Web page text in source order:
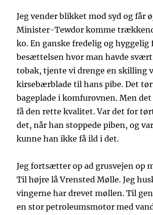
Jeg vender blikket mod syd og får
Minister-Tewdor komme
ko. En ganske fredelig og hyggelig
besættelsen hvor man havde svært
tobak, tjente vi drenge en skilling
kirsebærblade til hans pibe. Det
bageplade i komfurovnen. Men
få den rette kvalitet. Var det for
det, når han stoppede piben, og
kunne han ikke få ild i det.
Jeg fortsætter op ad grusvejen op
Til højre lå Vrensted Mølle. Jeg
vingerne har drevet møllen. Til
en stor petroleumsmotor med